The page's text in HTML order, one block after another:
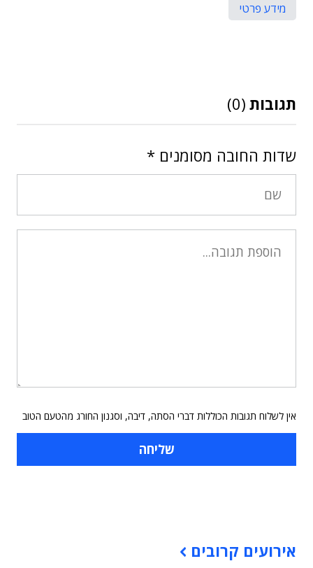
מידע פרטי
תגובות (0)
שדות החובה מסומנים *
אין לשלוח תגובות הכוללות דברי הסתה, דיבה, וסגנון החורג מהטעם הטוב
אירועים קרובים